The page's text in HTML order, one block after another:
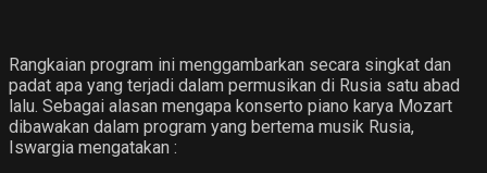
Rangkaian program ini menggambarkan secara singkat dan
padat apa yang terjadi dalam permusikan di Rusia satu abad
lalu. Sebagai alasan mengapa konserto piano karya Mozart
dibawakan dalam program yang bertema musik Rusia,
Iswargia mengatakan :